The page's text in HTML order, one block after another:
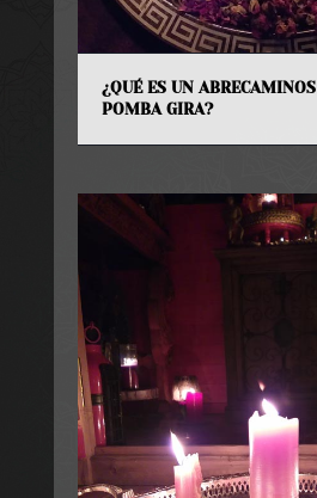
¿QUÉ ES UN ABRECAMINOS
POMBA GIRA?